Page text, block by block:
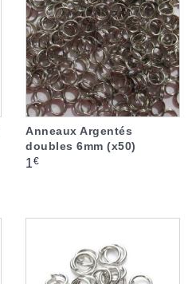
Anneaux Argentés
doubles 6mm (x50)
Prix
1€